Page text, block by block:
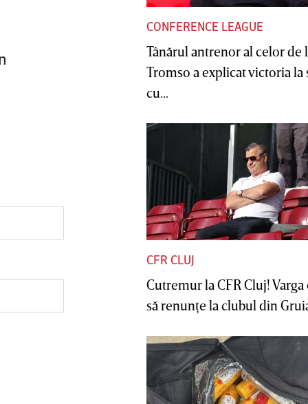
CONFERENCE LEAGUE
Tânărul antrenor al celor de
Tromso a explicat victoria la
cu...
CFR CLUJ
Cutremur la CFR Cluj! Varga
să renunţe la clubul din